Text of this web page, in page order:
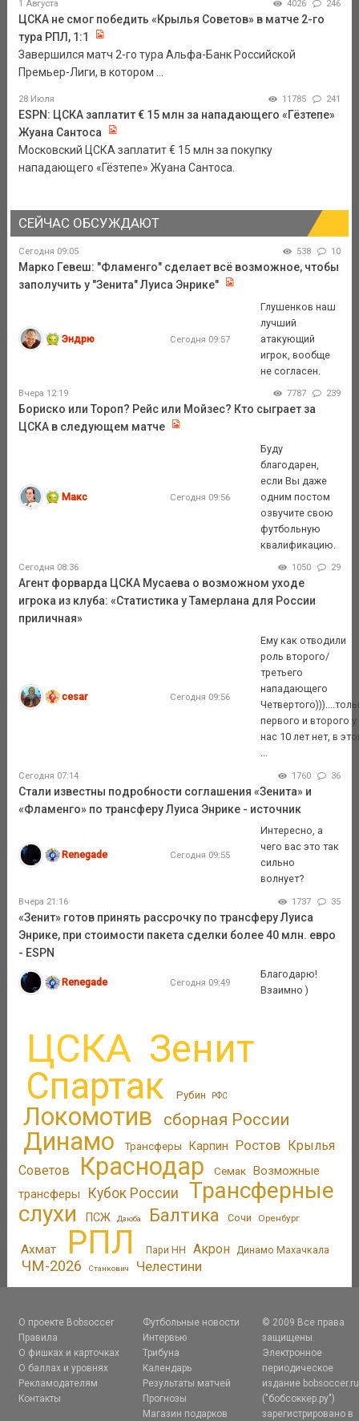
1 Августа 4026 246
ЦСКА не смог победить «Крылья Советов» в матче 2-го
тура РПЛ, 1:1
Завершился матч 2-го тура Альфа-Банк Российской
Премьер-Лиги, в котором ...
28 Июля 11785 241
ESPN: ЦСКА заплатит € 15 млн за нападающего «Гёзтепе»
Жуана Сантоса
Московский ЦСКА заплатит € 15 млн за покупку
нападающего «Гёзтепе» Жуана Сантоса.
СЕЙЧАС ОБСУЖДАЮТ
Сегодня 09:05 538 10
Марко Гевеш: "Фламенго" сделает всё возможное, чтобы
заполучить у "Зенита" Луиса Энрике"
Эндрю Сегодня 09:57
Глушенков наш
лучший
атакующий
игрок, вообще
не согласен.
Вчера 12:19 7787 239
Бориско или Тороп? Рейс или Мойзес? Кто сыграет за
ЦСКА в следующем матче
Макс Сегодня 09:56
Буду
благодарен,
если Вы даже
одним постом
озвучите свою
футбольную
квалификацию.
Сегодня 08:36 1050 29
Агент форварда ЦСКА Мусаева о возможном уходе
игрока из клуба: «Статистика у Тамерлана для России
приличная»
cesar Сегодня 09:56
Ему как отводили
роль второго/
третьего
нападающего
первого и второго у
нас 10 лет нет, в
Сегодня 07:14 1760 36
Стали известны подробности соглашения «Зенита» и
«Фламенго» по трансферу Луиса Энрике - источник
Renegade Сегодня 09:55
Интересно, а
чего вас это так
сильно
волнует?
Вчера 21:16 1737 35
«Зенит» готов принять рассрочку по трансферу Луиса
Энрике, при стоимости пакета сделки более 40 млн. евро
- ESPN
Renegade Сегодня 09:49
Благодарю!
Взаимно )
ЦСКА Зенит
Спартак Рубин РФС
Локомотив сборная России
Динамо Трансферы Карпин Ростов Крылья
Советов
Краснодар Семак Возможные
трансферы
Кубок России
Трансферные
слухи
ПСЖ Дзюба Балтика Сочи Оренбург
Ахмат РПЛ Пари НН Акрон Динамо Махачкала
ЧМ-2026 Станкович Челестини
О проекте Bobsoccer
Правила
О фишках и карточках
О баллах и уровнях
Рекламодателям
Контакты
Футбольные новости
Интервью
Трибуна
Календарь
Результаты матчей
Прогнозы
Магазин подарков
© 2009 Все права
защищены.
Электронное
периодическое
издание bobsoccer.ru
("бобсоккер.ру")
зарегистрировано в